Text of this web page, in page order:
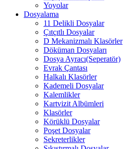
Yoyolar
Dosyalama
11 Delikli Dosyalar
Çıtçıtlı Dosyalar
D Mekanizmalı Klasörler
Döküman Dosyaları
Dosya Ayracı(Seperatör)
Evrak Çantası
Halkalı Klasörler
Kademeli Dosyalar
Kalemlikler
Kartvizit Albümleri
Klasörler
Körüklü Dosyalar
Poşet Dosyalar
Sekreterlikler